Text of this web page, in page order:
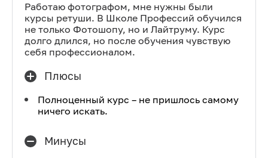
Работаю фотографом, мне нужны были
курсы ретуши. В Школе Профессий обучился
не только Фотошопу, но и Лайтруму. Курс
долго длился, но после обучения чувствую
себя профессионалом.
Плюсы
Полноценный курс – не пришлось самому
ничего искать.
Минусы